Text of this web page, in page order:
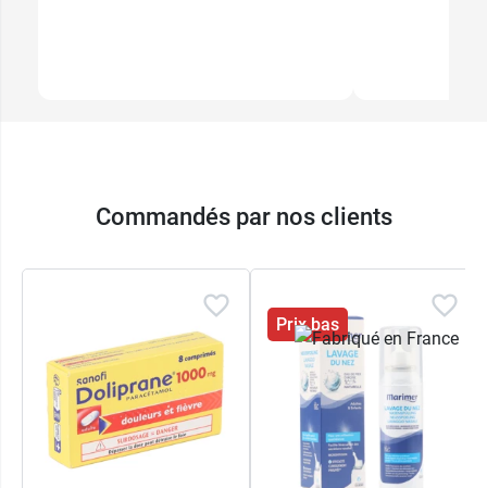
Commandés par nos clients
Prix bas